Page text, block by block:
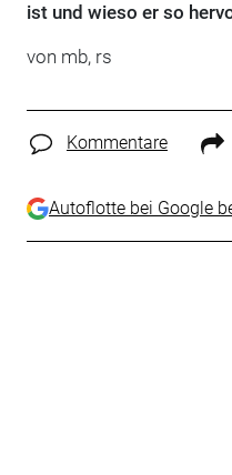
ist und wieso er so
von mb, rs
Kommentare
Autoflotte bei Google